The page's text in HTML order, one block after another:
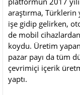
araştırma, Türklerin
işe gidip gelirken,
de mobil
koydu. Üretim
pazar payı da tüm
çevrimiçi içerik
yaptı.